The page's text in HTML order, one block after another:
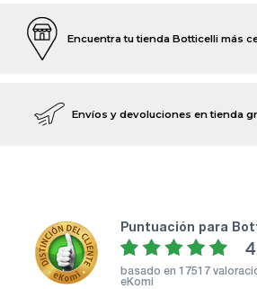
Encuentra tu tienda Botticelli más
Envíos y devoluciones en tienda
puntuación para
basado en 17517
eKomi